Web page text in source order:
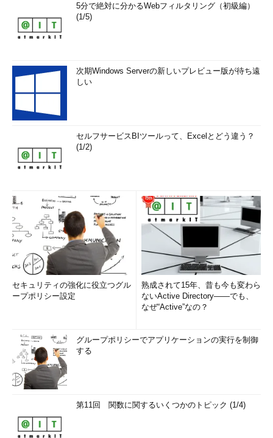
5分で絶対に分かるWebフィルタリング（初級編）
(1/5)
次期Windows Serverの新しいプレビュー版が待ち遠
しい
セルフサービスBIツールって、Excelとどう違う？
(1/2)
セキュリティの強化に役立つグル
ープポリシー設定
熟成されて15年、昔も今も変わら
ないActive Directory――でも、
なぜ“Active”なの？
グループポリシーでアプリケーションの実行を制御
する
第11回 関数に関するいくつかのトピック (1/4)